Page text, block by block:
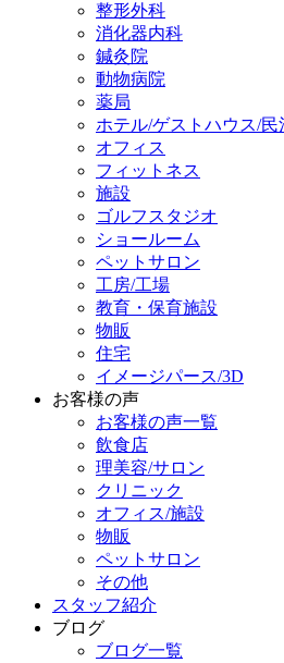
整形外科
消化器内科
鍼灸院
動物病院
薬局
ホテル/ゲストハウス/民
オフィス
フィットネス
施設
ゴルフスタジオ
ショールーム
ペットサロン
工房/工場
教育・保育施設
物販
住宅
イメージパース/3D
お客様の声
お客様の声一覧
飲食店
理美容/サロン
クリニック
オフィス/施設
物販
ペットサロン
その他
スタッフ紹介
ブログ
ブログ一覧